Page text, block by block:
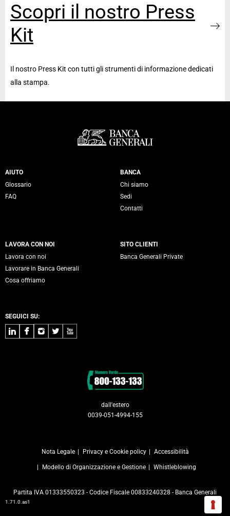
Scopri il nostro Press
Kit
Il nostro Press Kit con tutti gli strumenti di informazione dedicati
alla stampa.
Servizi Banca Generali
AIUTO
Glossario
FAQ
BANCA
Chi siamo
Sedi
Contatti
LAVORA CON NOI
Lavora con noi
Lavorare in Banca Generali
Cosa offriamo
SITO CLIENTI
Banca Generali Private
SEGUICI SU:
LinkedInFacebook
Instagram
TwitterYoutube
dall'estero
0039-051-4994-155
Nota Legale Privacy e Cookie policy Accessibilità
Modello di Organizzazione e Gestione Whistleblowing
Partita IVA 01333550323 - Codice Fiscale 00833240328 - Banca Generali
1.71.0.as1